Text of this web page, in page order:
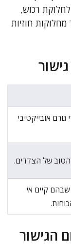
רכוש,
חוזיות
אובייקטיבי
הטוב של הצדדים.
קיים אי
הגישור